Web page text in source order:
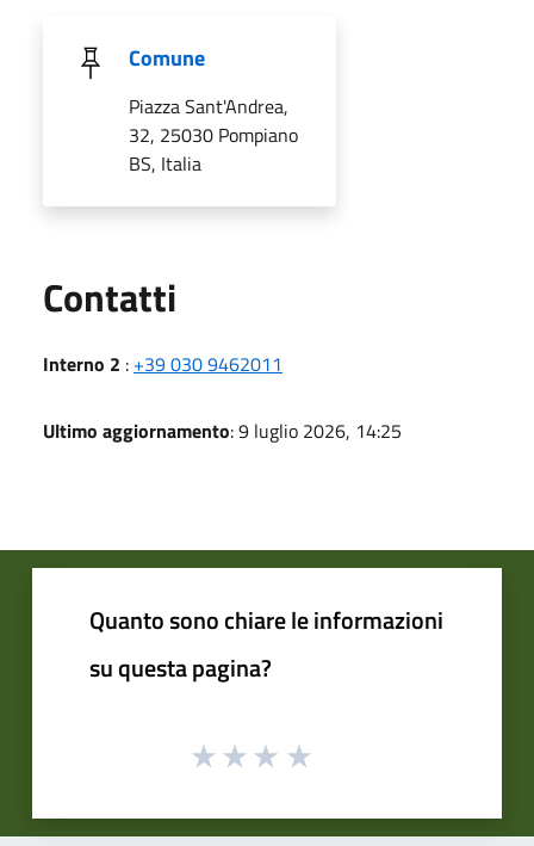
Comune
Piazza Sant'Andrea,
32, 25030 Pompiano
BS, Italia
Contatti
Interno 2 : +39 030 9462011
Ultimo aggiornamento: 9 luglio 2026, 14:25
Quanto sono chiare le informazioni
su questa pagina?